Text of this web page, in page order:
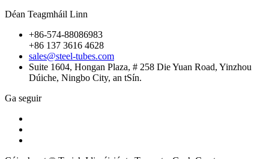
Déan Teagmháil Linn
+86-574-88086983
+86 137 3616 4628
sales@steel-tubes.com
Suite 1604, Hongan Plaza, # 258 Die Yuan Road, Yinzhou
Dúiche, Ningbo City, an tSín.
Ga seguir